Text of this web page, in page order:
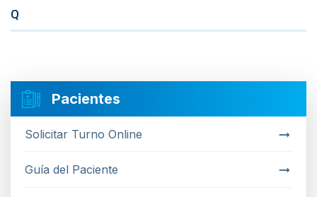
Pacientes
Solicitar Turno Online
Guía del Paciente
Q